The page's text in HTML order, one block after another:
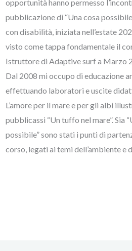
opportunità hanno permesso
pubblicazione di “Una cosa
con disabilità, iniziata nell’estate
visto come tappa fondamentale il
Istruttore di Adaptive surf a Marzo
Dal 2008 mi occupo di educazione
effettuando laboratori e uscite
L’amore per il mare e per gli albi
pubblicassi “Un tuffo nel mare”. Sia
possibile” sono stati i punti di
corso, legati ai temi dell’ambiente e